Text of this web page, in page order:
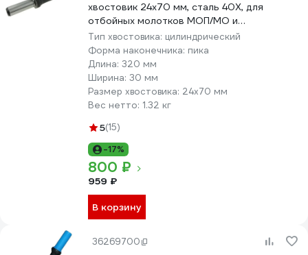
хвостовик 24х70 мм, сталь 40Х, для
отбойных молотков МОП/МО и
бетоноломов Б/БК 700047
Тип хвостовика: цилиндрический
Форма наконечника: пика
Длина: 320 мм
Ширина: 30 мм
Размер хвостовика: 24х70 мм
Вес нетто: 1.32 кг
5(15)
-17%
800 ₽
959 ₽
В корзину
36269700